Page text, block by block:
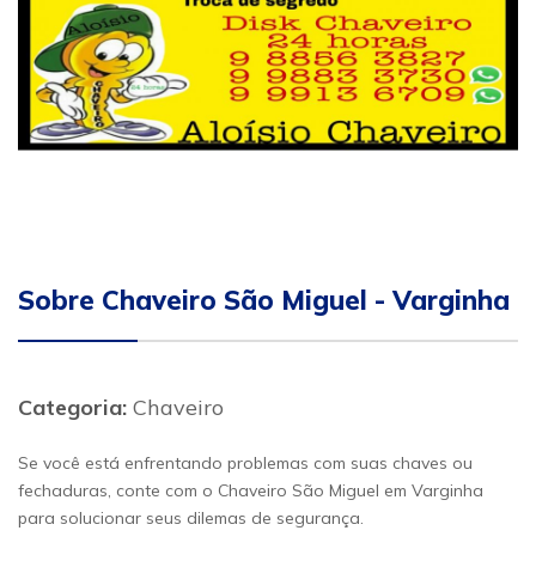
Sobre Chaveiro São Miguel - Varginha
Categoria: Chaveiro
Se você está enfrentando problemas com suas chaves ou
fechaduras, conte com o Chaveiro São Miguel em Varginha
para solucionar seus dilemas de segurança.